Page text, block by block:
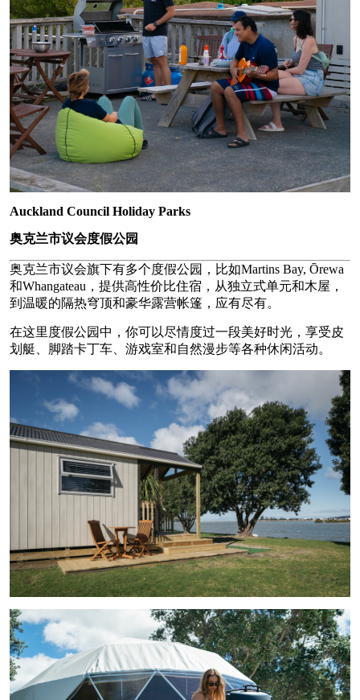
Auckland Council Holiday Parks
奥克兰市议会度假公园
奥克兰市议会旗下有多个度假公园，比如Martins Bay, Ōrewa
和Whangateau，提供高性价比住宿，从独立式单元和木屋，
到温暖的隔热穹顶和豪华露营帐篷，应有尽有。
在这里度假公园中，你可以尽情度过一段美好时光，享受皮
划艇、脚踏卡丁车、游戏室和自然漫步等各种休闲活动。